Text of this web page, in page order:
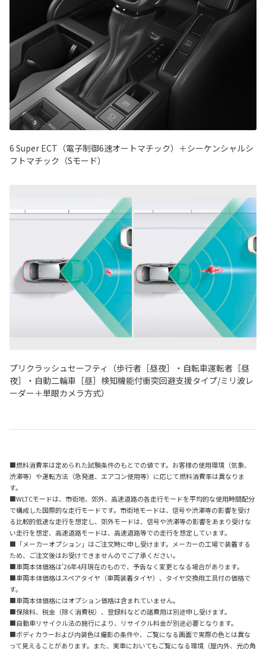
6 Super ECT（電子制御6速オートマチック）＋シーケンシャルシ
フトマチック（Sモード）
プリクラッシュセーフティ（歩行者［昼夜］・自転車運転者［昼
夜］・自動二輪車［昼］検知機能付衝突回避支援タイプ/ミリ波レ
ーダー＋単眼カメラ方式）
■燃料消費率は定められた試験条件のもとでの値です。お客様の使用環境（気象、
渋滞等）や運転方法（急発進、エアコン使用等）に応じて燃料消費率は異なりま
す。
■WLTCモードは、市街地、郊外、高速道路の各走行モードを平均的な使用時間配分
で構成した国際的な走行モードです。市街地モードは、信号や渋滞等の影響を受け
る比較的低速な走行を想定し、郊外モードは、信号や渋滞等の影響をあまり受けな
い走行を想定、高速道路モードは、高速道路等での走行を想定しています。
■「メーカーオプション」はご注文時に申し受けます。メーカーの工場で装着する
ため、ご注文後はお受けできませんのでご了承ください。
■車両本体価格は'26年4月現在のもので、予告なく変更となる場合があります。
■車両本体価格はスペアタイヤ（車両装着タイヤ）、タイヤ交換用工具付の価格で
す。
■車両本体価格にはオプション価格は含まれていません。
■保険料、税金（除く消費税）、登録料などの諸費用は別途申し受けます。
■自動車リサイクル法の施行により、リサイクル料金が別途必要となります。
■ボディカラーおよび内装色は撮影の条件や、ご覧になる画面で実際の色とは異な
って見えることがあります。また、実車においてもご覧になる環境（屋内外、光の角